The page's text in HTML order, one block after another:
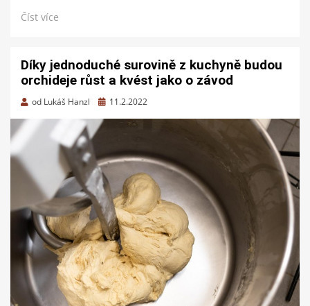
Číst více
Díky jednoduché surovině z kuchyně budou
orchideje růst a kvést jako o závod
od Lukáš Hanzl
Zveřejněno
11.2.2022